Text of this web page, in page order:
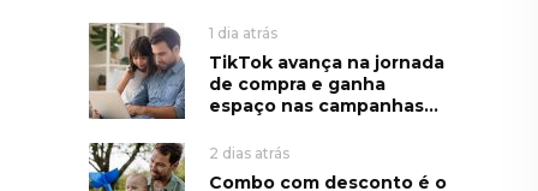
1 dia atrás
TikTok avança na jornada
de compra e ganha
espaço nas campanhas...
2 dias atrás
Combo com desconto é o